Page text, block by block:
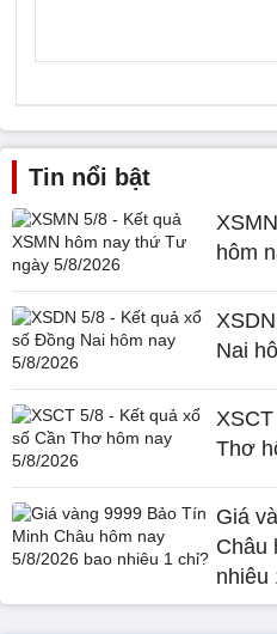
Tin nổi bật
hôm
Nai
Thơ
Giá
Châu
nhiêu